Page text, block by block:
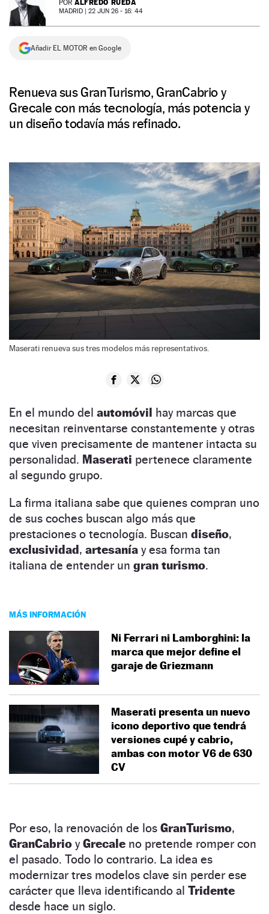
NEWSLETTER
SÍGUENOS
POR ALFREDO RUEDA
MADRID | 22 JUN 26 - 16: 44
Añadir EL MOTOR en Google
Renueva sus GranTurismo, GranCabrio y
Grecale con más tecnología, más potencia y
un diseño todavía más refinado.
Maserati renueva sus tres modelos más representativos.
En el mundo del automóvil hay marcas que
necesitan reinventarse constantemente y otras
que viven precisamente de mantener intacta su
personalidad. Maserati pertenece claramente
al segundo grupo.
La firma italiana sabe que quienes compran uno
de sus coches buscan algo más que
prestaciones o tecnología. Buscan diseño,
exclusividad, artesanía y esa forma tan
italiana de entender un gran turismo.
MÁS INFORMACIÓN
Ni Ferrari ni Lamborghini: la
marca que mejor define el
garaje de Griezmann
Maserati presenta un nuevo
icono deportivo que tendrá
versiones cupé y cabrio,
ambas con motor V6 de 630
CV
Por eso, la renovación de los GranTurismo,
GranCabrio yGrecale no pretende romper con
el pasado. Todo lo contrario. La idea es
modernizar tres modelos clave sin perder ese
carácter que lleva identificando al Tridente
desde hace un siglo.